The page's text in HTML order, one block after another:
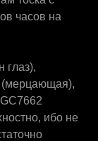
часов на
глаз),
(мерцающая),
ибо не